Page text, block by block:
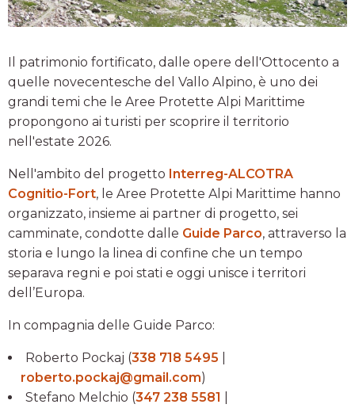
Il patrimonio fortificato, dalle opere dell'Ottocento a
quelle novecentesche del Vallo Alpino, è uno dei
grandi temi che le Aree Protette Alpi Marittime
propongono ai turisti per scoprire il territorio
nell'estate 2026.
Nell'ambito del progetto Interreg-ALCOTRA
Cognitio-Fort, le Aree Protette Alpi Marittime hanno
organizzato, insieme ai partner di progetto, sei
camminate, condotte dalle Guide Parco, attraverso la
storia e lungo la linea di confine che un tempo
separava regni e poi stati e oggi unisce i territori
dell’Europa.
In compagnia delle Guide Parco:
Roberto Pockaj (338 718 5495
roberto.pockaj@gmail.com)
Stefano Melchio (347 238 5581